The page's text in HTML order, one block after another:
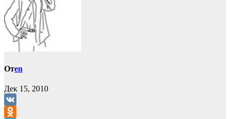
Отen
Дек 15, 2010
VK